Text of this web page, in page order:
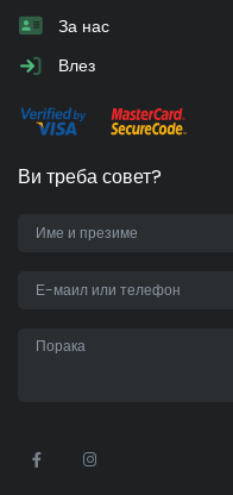
За нас
Влез
Ви треба совет?